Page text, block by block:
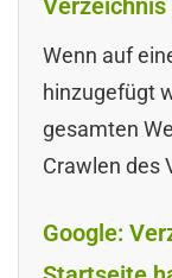
Wenn auf
hinzugefügt
gesamten
Crawlen des
Google: